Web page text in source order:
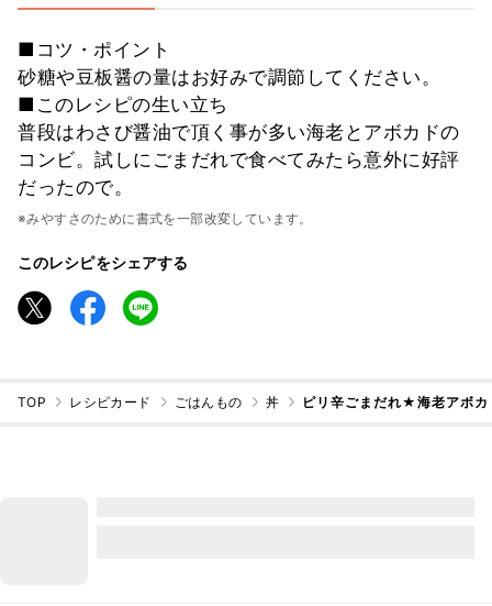
■コツ・ポイント
砂糖や豆板醤の量はお好みで調節してください。
■このレシピの生い立ち
普段はわさび醤油で頂く事が多い海老とアボカドの
コンビ。試しにごまだれで食べてみたら意外に好評
だったので。
※みやすさのために書式を一部改変しています。
このレシピをシェアする
TOP レシピカード ごはんもの 丼 ピリ辛ごまだれ★海老アボカ